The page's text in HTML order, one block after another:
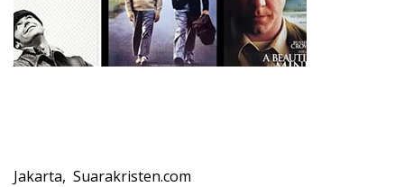
Jakarta, Suarakristen.com